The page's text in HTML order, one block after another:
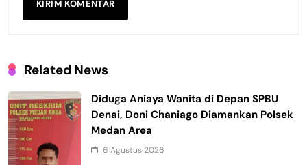
Related News
Diduga Aniaya Wanita di Depan SPBU
Denai, Doni Chaniago Diamankan Polsek
Medan Area
6 Agustus 2026